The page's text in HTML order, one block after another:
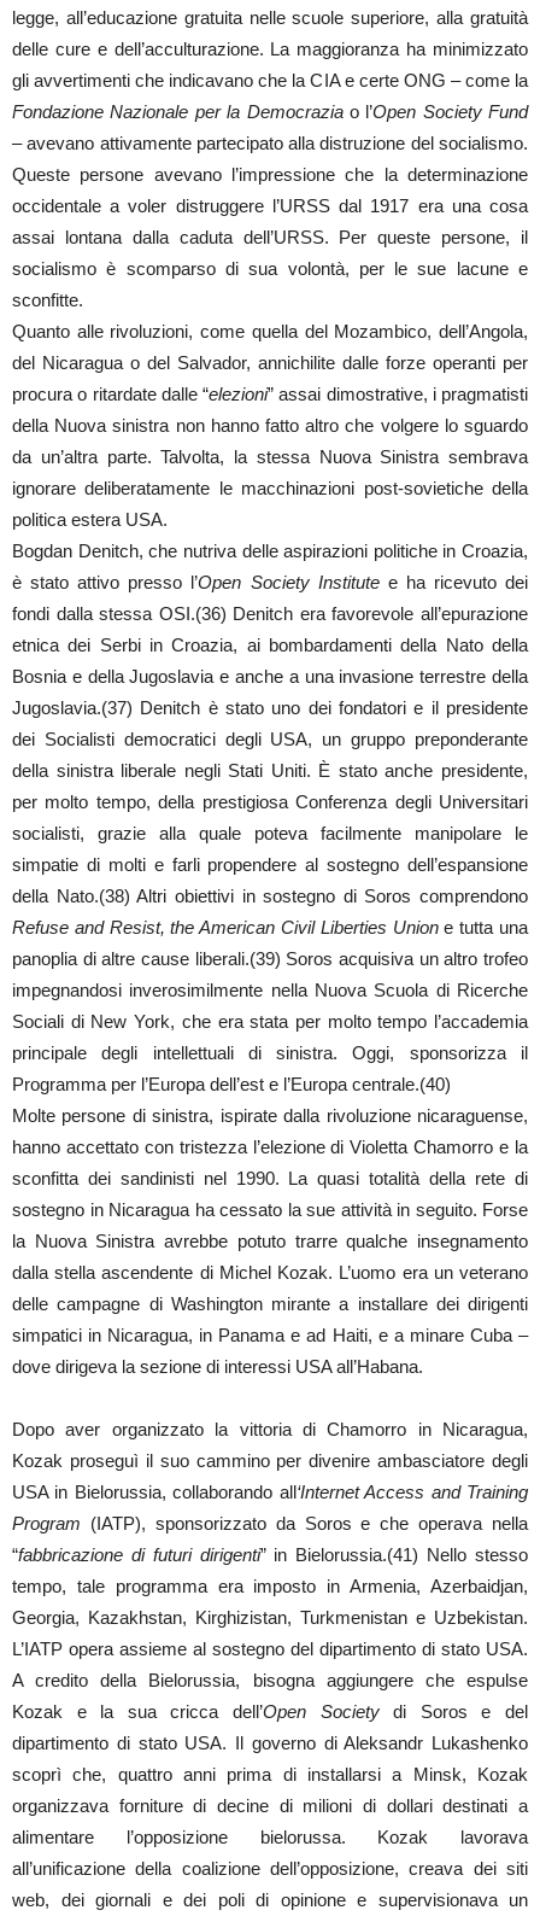
legge, all’educazione gratuita nelle scuole superiore, alla gratuità
delle cure e dell’acculturazione. La maggioranza ha minimizzato
gli avvertimenti che indicavano che la CIA e certe ONG – come la
Fondazione Nazionale per la Democraziao l’Open Society Fund
– avevano attivamente partecipato alla distruzione del socialismo.
Queste persone avevano l’impressione che la determinazione
occidentale a voler distruggere l’URSS dal 1917 era una cosa
assai lontana dalla caduta dell’URSS. Per queste persone, il
socialismo è scomparso di sua volontà, per le sue lacune e
sconfitte.
Quanto alle rivoluzioni, come quella del Mozambico, dell’Angola,
del Nicaragua o del Salvador, annichilite dalle forze operanti per
procura o ritardate dalle “elezioni” assai dimostrative, i pragmatisti
della Nuova sinistra non hanno fatto altro che volgere lo sguardo
da un’altra parte. Talvolta, la stessa Nuova Sinistra sembrava
ignorare deliberatamente le macchinazioni post-sovietiche della
politica estera USA.
Bogdan Denitch, che nutriva delle aspirazioni politiche in Croazia,
è stato attivo presso l’Open Society Institutee ha ricevuto dei
fondi dalla stessa OSI.(36) Denitch era favorevole all’epurazione
etnica dei Serbi in Croazia, ai bombardamenti della Nato della
Bosnia e della Jugoslavia e anche a una invasione terrestre della
Jugoslavia.(37) Denitch è stato uno dei fondatori e il presidente
dei Socialisti democratici degli USA, un gruppo preponderante
della sinistra liberale negli Stati Uniti. È stato anche presidente,
per molto tempo, della prestigiosa Conferenza degli Universitari
socialisti, grazie alla quale poteva facilmente manipolare le
simpatie di molti e farli propendere al sostegno dell’espansione
della Nato.(38) Altri obiettivi in sostegno di Soros comprendono
Refuse and Resist, the American Civil Liberties Unione tutta una
panoplia di altre cause liberali.(39) Soros acquisiva un altro trofeo
impegnandosi inverosimilmente nella Nuova Scuola di Ricerche
Sociali di New York, che era stata per molto tempo l’accademia
principale degli intellettuali di sinistra. Oggi, sponsorizza il
Programma per l’Europa dell’est e l’Europa centrale.(40)
Molte persone di sinistra, ispirate dalla rivoluzione nicaraguense,
hanno accettato con tristezza l’elezione di Violetta Chamorro e la
sconfitta dei sandinisti nel 1990. La quasi totalità della rete di
sostegno in Nicaragua ha cessato la sue attività in seguito. Forse
la Nuova Sinistra avrebbe potuto trarre qualche insegnamento
dalla stella ascendente di Michel Kozak. L’uomo era un veterano
delle campagne di Washington mirante a installare dei dirigenti
simpatici in Nicaragua, in Panama e ad Haiti, e a minare Cuba –
dove dirigeva la sezione di interessi USA all’Habana.
Dopo aver organizzato la vittoria di Chamorro in Nicaragua,
Kozak proseguì il suo cammino per divenire ambasciatore degli
USA in Bielorussia, collaborando all‘Internet Access and Training
Program (IATP), sponsorizzato da Soros e che operava nella
“fabbricazione di futuri dirigenti” in Bielorussia.(41) Nello stesso
tempo, tale programma era imposto in Armenia, Azerbaidjan,
Georgia, Kazakhstan, Kirghizistan, Turkmenistan e Uzbekistan.
L’IATP opera assieme al sostegno del dipartimento di stato USA.
A credito della Bielorussia, bisogna aggiungere che espulse
Kozak e la sua cricca dell’Open Societydi Soros e del
dipartimento di stato USA. Il governo di Aleksandr Lukashenko
scoprì che, quattro anni prima di installarsi a Minsk, Kozak
organizzava forniture di decine di milioni di dollari destinati a
alimentare l’opposizione bielorussa. Kozak lavorava
all’unificazione della coalizione dell’opposizione, creava dei siti
web, dei giornali e dei poli di opinione e supervisionava un